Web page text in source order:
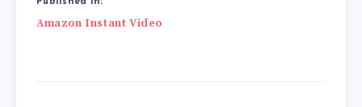
Beitragsnavigation
Amazon Instant Video